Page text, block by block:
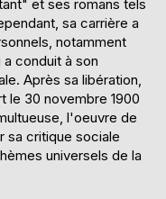
et ses romans tels
sa carrière a
notamment
conduit à son
Après sa libération,
le 30 novembre 1900
l'oeuvre de
sa critique sociale
universels de la